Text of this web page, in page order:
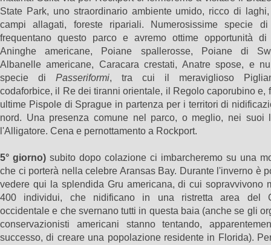
State Park, uno straordinario ambiente umido, ricco di
campi allagati, foreste ripariali. Numerosissime specie
frequentano questo parco e avremo ottime opportunità di
Aninghe americane, Poiane spallerosse, Poiane di
Albanelle americane, Caracara crestati, Anatre spose, e
specie di Passeriformi, tra cui il meraviglioso
codaforbice, il Re dei tiranni orientale, il Regolo caporubino e,
ultime Pispole di Sprague in partenza per i territori di
nord. Una presenza comune nel parco, o meglio, nei suoi
l'Alligatore. Cena e pernottamento a Rockport.
5° giorno) subito dopo colazione ci imbarcheremo su una
che ci porterà nella celebre Aransas Bay. Durante l'inverno è
vedere qui la splendida Gru americana, di cui sopravvivono
400 individui, che nidificano in una ristretta area del
occidentale e che svernano tutti in questa baia (anche se gli
conservazionisti americani stanno tentando,
successo, di creare una popolazione residente in Florida).